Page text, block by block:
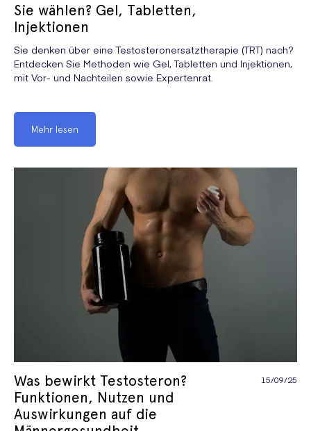
Sie wählen? Gel, Tabletten,
Injektionen
Sie denken über eine Testosteronersatztherapie (TRT) nach?
Entdecken Sie Methoden wie Gel, Tabletten und Injektionen,
mit Vor- und Nachteilen sowie Expertenrat.
Mehr lesen
Was bewirkt Testosteron?
Funktionen, Nutzen und
Auswirkungen auf die
15/09/25